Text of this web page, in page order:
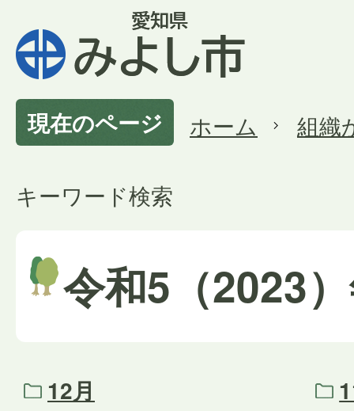
現在のページ ホーム 組織
キーワード検索
令和5（2023
12月